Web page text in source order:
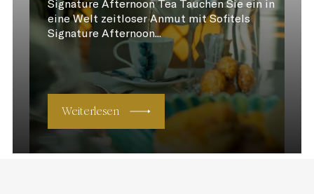
Signature Afternoon Tea Tauchen Sie ein in
eine Welt zeitloser Anmut mit Sofitels
Signature Afternoon...
Weiterlesen